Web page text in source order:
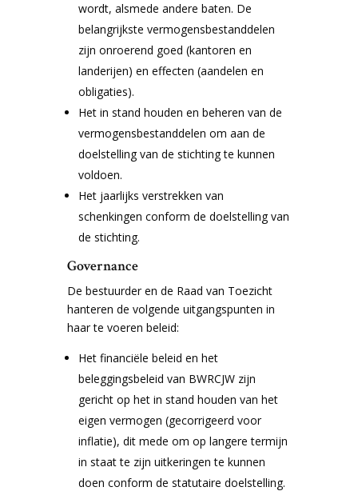
wordt, alsmede andere baten. De
belangrijkste vermogensbestanddelen
zijn onroerend goed (kantoren en
landerijen) en effecten (aandelen en
obligaties).
Het in stand houden en beheren van de
vermogensbestanddelen om aan de
doelstelling van de stichting te kunnen
voldoen.
Het jaarlijks verstrekken van
schenkingen conform de doelstelling van
de stichting.
Governance
De bestuurder en de Raad van Toezicht
hanteren de volgende uitgangspunten in
haar te voeren beleid:
Het financiële beleid en het
beleggingsbeleid van BWRCJW zijn
gericht op het in stand houden van het
eigen vermogen (gecorrigeerd voor
inflatie), dit mede om op langere termijn
in staat te zijn uitkeringen te kunnen
doen conform de statutaire doelstelling.